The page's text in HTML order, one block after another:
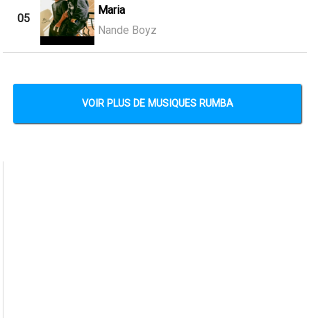
05
Maria
Nande Boyz
VOIR PLUS DE MUSIQUES RUMBA